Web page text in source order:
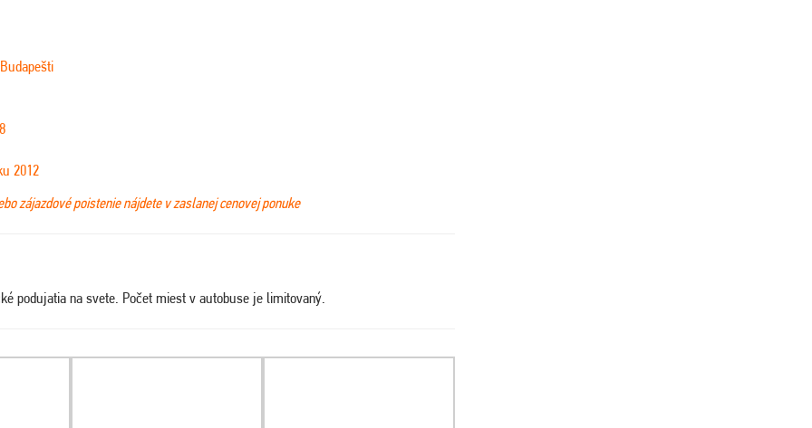
2012
zájazdové poistenie nájdete v zaslanej cenovej ponuke
podujatia na svete. Počet miest v autobuse je limitovaný.